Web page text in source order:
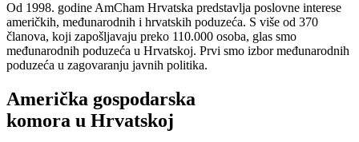
Od 1998. godine AmCham Hrvatska predstavlja poslovne interese
američkih, međunarodnih i hrvatskih poduzeća. S više od 370
članova, koji zapošljavaju preko 110.000 osoba, glas smo
međunarodnih poduzeća u Hrvatskoj. Prvi smo izbor međunarodnih
poduzeća u zagovaranju javnih politika.
Američka gospodarska
komora u Hrvatskoj